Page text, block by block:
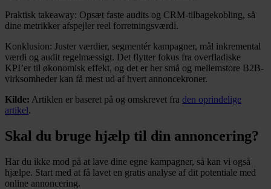
Praktisk takeaway: Opsæt faste audits og CRM-tilbagekobling, så
dine metrikker afspejler reel forretningsværdi.
Konklusion: Juster værdier, segmentér kampagner, mål inkremental
værdi og audit regelmæssigt. Det flytter fokus fra overfladiske
KPI’er til økonomisk effekt, og det er her små og mellemstore B2B-
virksomheder kan få mest ud af hvert annoncekroner.
Kilde: Artiklen er baseret på og omskrevet fra den oprindelige
artikel.
Skal du bruge hjælp til din annoncering?
Har du ikke mod på at lave dine egne kampagner, så kan vi også
hjælpe. Start med at få lavet en gratis analyse af dit potentiale med
online annoncering.